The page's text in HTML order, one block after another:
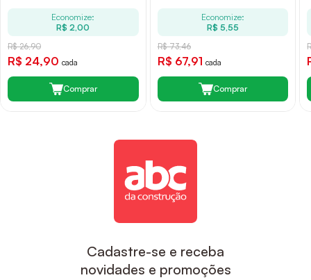
Economize:
R$ 2,00
R$ 26,90
R$ 24,90 cada
Comprar
Economize:
R$ 5,55
R$ 73,46
R$ 67,91 cada
Comprar
Cadastre-se e receba
novidades e promoções